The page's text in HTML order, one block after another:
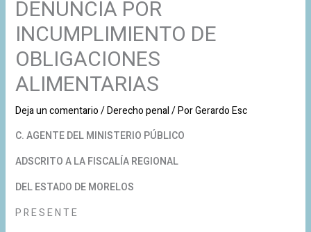
DENUNCIA POR
INCUMPLIMIENTO DE
OBLIGACIONES
ALIMENTARIAS
Deja un comentario/Derecho penal/ PorGerardo Esc
C. AGENTE DEL MINISTERIO PÚBLICO
ADSCRITO A LA FISCALÍA REGIONAL
DEL ESTADO DE MORELOS
P R E S E N T E